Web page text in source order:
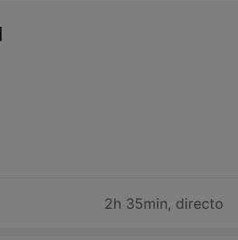
2h 35min, directo